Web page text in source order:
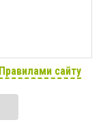
Правилами сайту